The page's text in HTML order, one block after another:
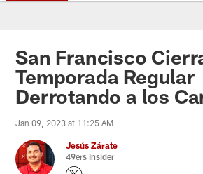
San Francisco
Temporada Regular
Derrotando a los
Jan 09, 2023 at 11:25 AM
Jesús Zárate
49ers Insider